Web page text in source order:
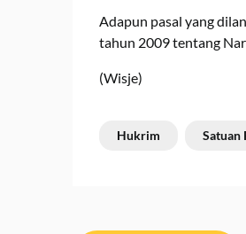
Adapun pasal yang
tahun 2009 tentang
(Wisje)
Hukrim Satuan